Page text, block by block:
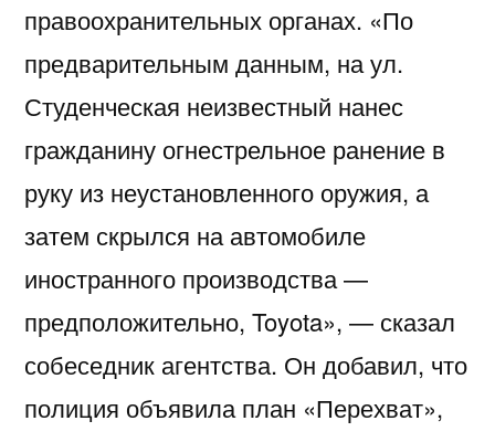
правоохранительных органах. «По
предварительным данным, на ул.
Студенческая неизвестный нанес
гражданину огнестрельное ранение в
руку из неустановленного оружия, а
затем скрылся на автомобиле
иностранного производства —
предположительно, Toyota», — сказал
собеседник агентства. Он добавил, что
полиция объявила план «Перехват»,